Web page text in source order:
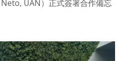
UAN）正式簽署合作備忘